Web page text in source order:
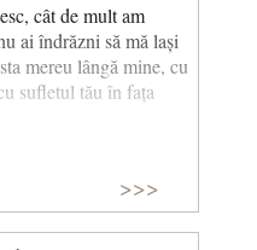
cât de mult am
ai îndrăzni să mă lași
mereu lângă mine, cu
sufletul tău în fața
către Victor
>>>